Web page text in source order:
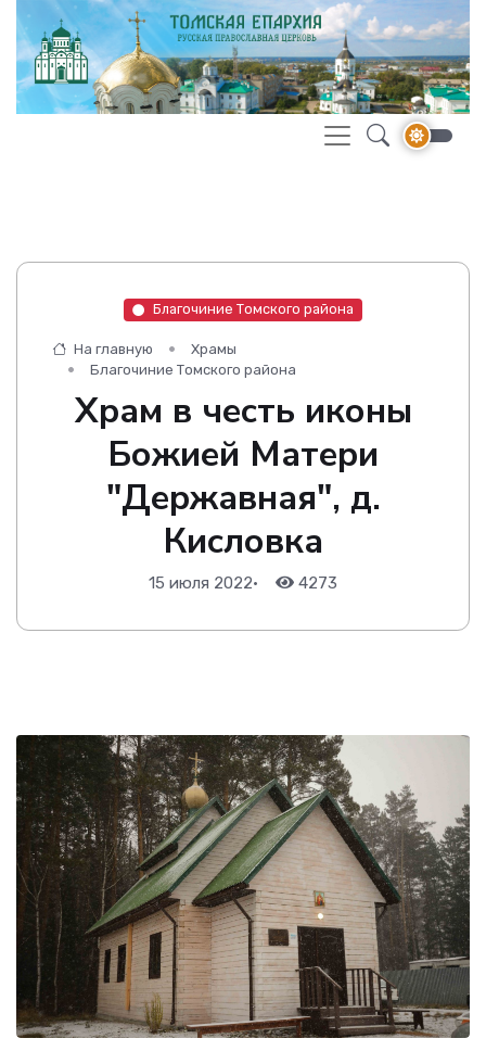
Благочиние Томского района
На главную
Храмы
Благочиние Томского района
Храм в честь иконы
Божией Матери
"Державная", д.
Кисловка
15 июля 2022• 4273